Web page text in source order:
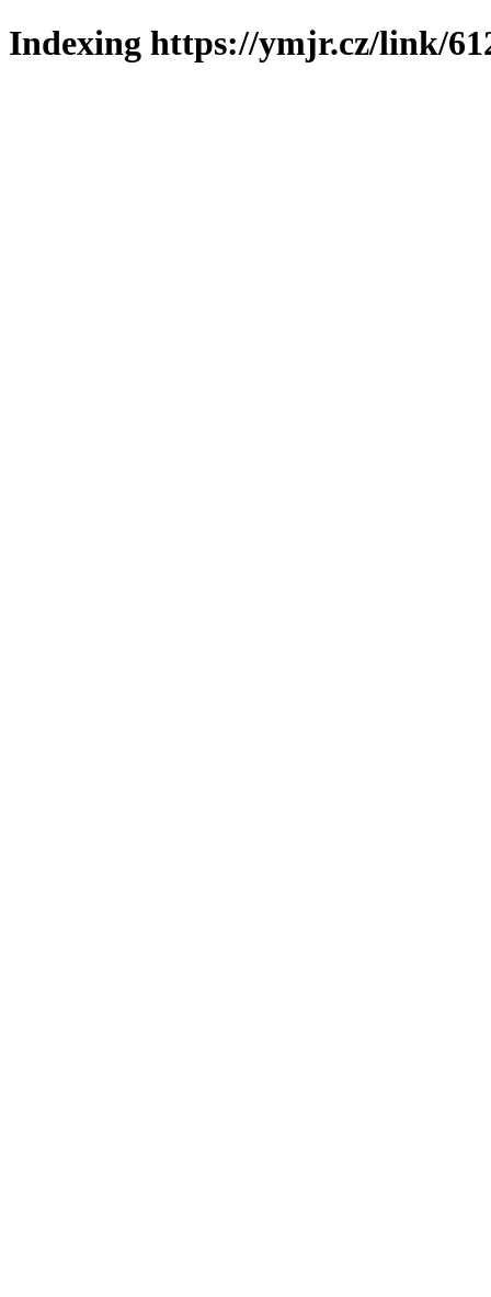
Indexing https://ymjr.cz/link/